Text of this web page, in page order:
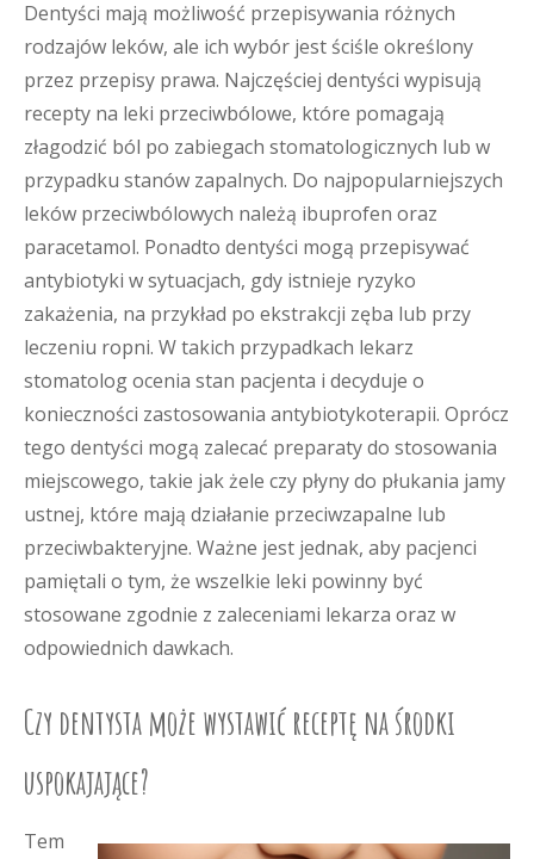
Dentyści mają możliwość przepisywania różnych
rodzajów leków, ale ich wybór jest ściśle określony
przez przepisy prawa. Najczęściej dentyści wypisują
recepty na leki przeciwbólowe, które pomagają
złagodzić ból po zabiegach stomatologicznych lub w
przypadku stanów zapalnych. Do najpopularniejszych
leków przeciwbólowych należą ibuprofen oraz
paracetamol. Ponadto dentyści mogą przepisywać
antybiotyki w sytuacjach, gdy istnieje ryzyko
zakażenia, na przykład po ekstrakcji zęba lub przy
leczeniu ropni. W takich przypadkach lekarz
stomatolog ocenia stan pacjenta i decyduje o
konieczności zastosowania antybiotykoterapii. Oprócz
tego dentyści mogą zalecać preparaty do stosowania
miejscowego, takie jak żele czy płyny do płukania jamy
ustnej, które mają działanie przeciwzapalne lub
przeciwbakteryjne. Ważne jest jednak, aby pacjenci
pamiętali o tym, że wszelkie leki powinny być
stosowane zgodnie z zaleceniami lekarza oraz w
odpowiednich dawkach.
Czy dentysta może wystawić receptę na środki
uspokajające?
Tem